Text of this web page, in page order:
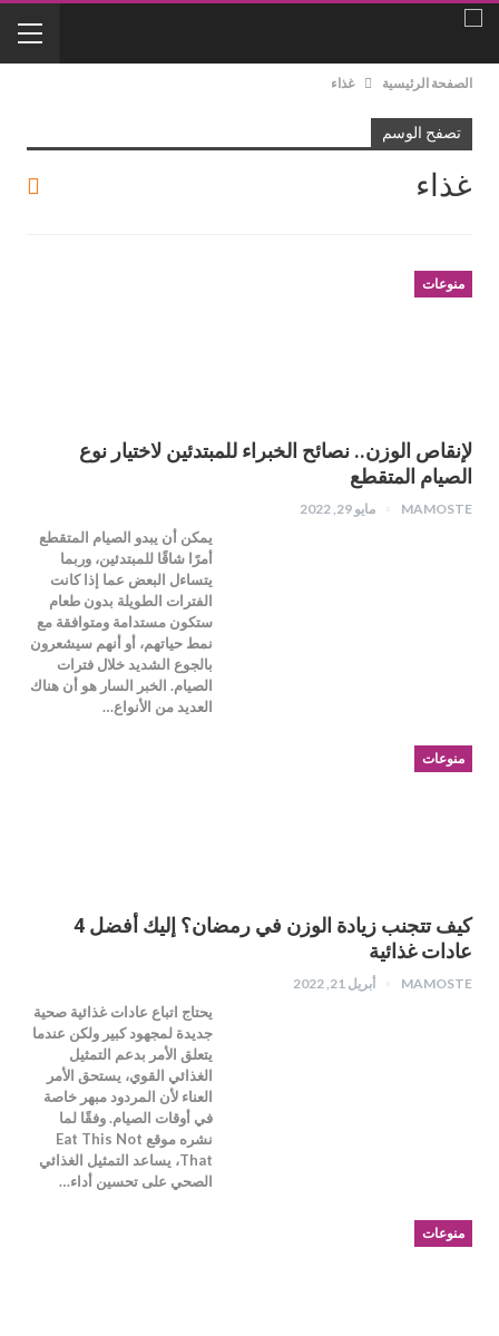
الصفحة الرئيسية غذاء
تصفح الوسم
غذاء
منوعات
لإنقاص الوزن.. نصائح الخبراء للمبتدئين لاختيار نوع
الصيام المتقطع
MAMOSTE مايو 29, 2022
يمكن أن يبدو الصيام المتقطع
أمرًا شاقًا للمبتدئين، وربما
يتساءل البعض عما إذا كانت
الفترات الطويلة بدون طعام
ستكون مستدامة ومتوافقة مع
نمط حياتهم، أو أنهم سيشعرون
بالجوع الشديد خلال فترات
الصيام. الخبر السار هو أن هناك
العديد من الأنواع…
منوعات
كيف تتجنب زيادة الوزن في رمضان؟ إليك أفضل 4
عادات غذائية
MAMOSTE أبريل 21, 2022
يحتاج اتباع عادات غذائية صحية
جديدة لمجهود كبير ولكن عندما
يتعلق الأمر بدعم التمثيل
الغذائي القوي، يستحق الأمر
العناء لأن المردود مبهر خاصة
في أوقات الصيام. وفقًا لما
نشره موقع Eat This Not
That، يساعد التمثيل الغذائي
الصحي على تحسين أداء…
منوعات